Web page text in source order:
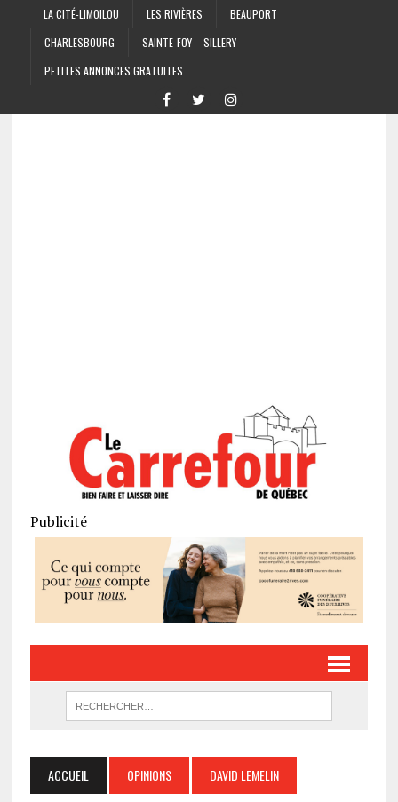
LA CITÉ-LIMOILOU LES RIVIÈRES
BEAUPORT
CHARLESBOURG
SAINTE-FOY – SILLERY
PETITES ANNONCES GRATUITES
Publicité
ACCUEIL OPINIONS DAVID LEMELIN